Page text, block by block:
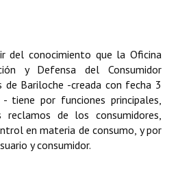
del conocimiento que la Oficina
y Defensa del Consumidor
de Bariloche -creada con fecha 3
tiene por funciones principales,
de los consumidores,
en materia de consumo, y por
y consumidor.